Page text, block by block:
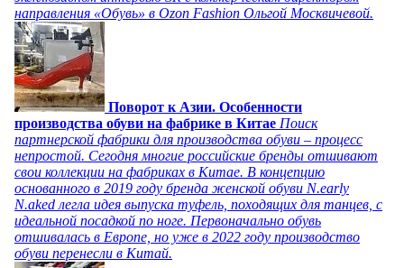
направления «Обувь» в Ozon Fashion Ольгой Москвичевой.
Поворот к Азии. Особенности
производства обуви на фабрике в Китае Поиск
партнерской фабрики для производства обуви – процесс
непростой. Сегодня многие российские бренды отшивают
свои коллекции на фабриках в Китае. В концепцию
основанного в 2019 году бренда женской обуви N.early
N.aked легла идея выпуска туфель, походящих для танцев, с
идеальной посадкой по ноге. Первоначально обувь
отшивалась в Европе, но уже в 2022 году производство
обуви перенесли в Китай.